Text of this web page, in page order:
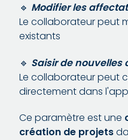
🔹 Modifier les
Le collaborateur peut
existants
🔹 Saisir de
Le collaborateur peut
directement dans
Ce paramètre est une
création de projets